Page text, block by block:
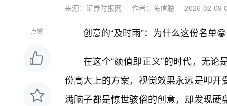
来源：证券时报网 作者：陈信聪 2026-02-09
点赞 创意的“及时雨”：为什么这份名单
在这个“颜值即正义”的时代，无
份高大上的方案，视觉效果永远是叩
满脑子都是惊世骇俗的创意，却发现